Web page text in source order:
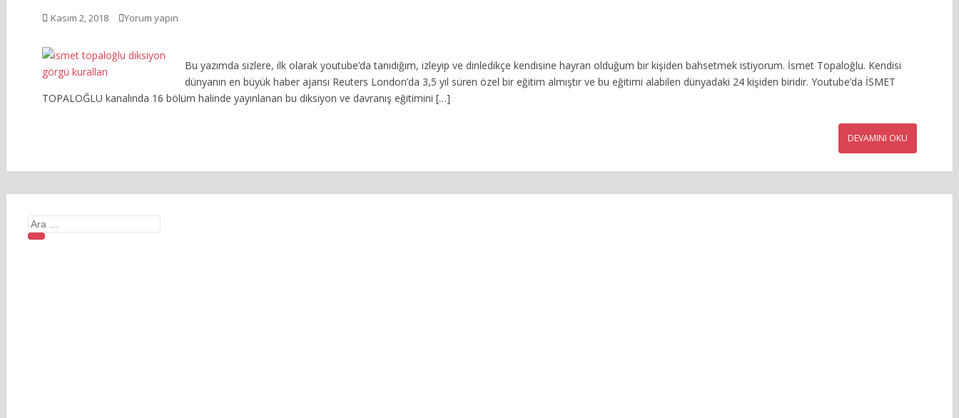
Kasım 2, 2018 Yorum yapın
Bu yazımda sizlere, ilk olarak youtube’da tanıdığım, izleyip ve dinledikçe kendisine hayran olduğum bir kişiden bahsetmek istiyorum. İsmet Topaloğlu. Kendisi
dünyanın en büyük haber ajansı Reuters London’da 3,5 yıl süren özel bir eğitim almıştır ve bu eğitimi alabilen dünyadaki 24 kişiden biridir. Youtube’da İSMET
TOPALOĞLU kanalında 16 bölüm halinde yayınlanan bu diksiyon ve davranış eğitimini […]
DEVAMINI OKU
Arama
yap: